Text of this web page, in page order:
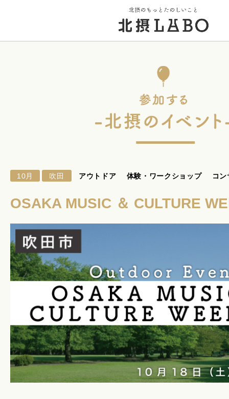
北摂 PLAY SPOT
暮らしのこと
暮らしのキホン
暮らしのデザイン
暮らしのメンテナンス
10月 吹田 アウトドア 体験・ワークショップ コ
OSAKA MUSIC ＆ CULTURE